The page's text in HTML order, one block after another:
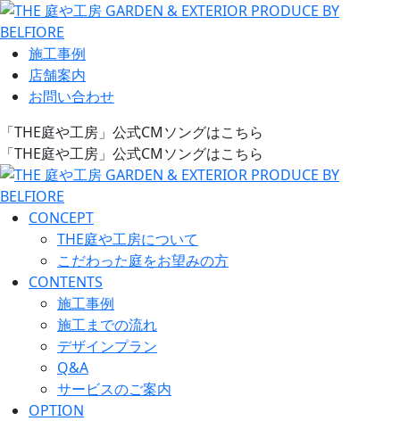
施工事例
店舗案内
お問い合わせ
「THE庭や工房」公式CMソングはこちら
「THE庭や工房」公式CMソングはこちら
CONCEPT
THE庭や工房について
こだわった庭をお望みの方
CONTENTS
施工事例
施工までの流れ
デザインプラン
Q&A
サービスのご案内
OPTION